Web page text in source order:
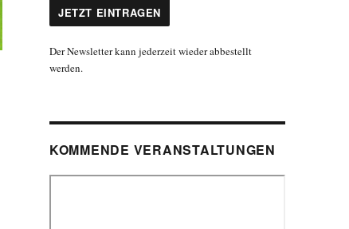
Der Newsletter kann jederzeit wieder abbestellt
werden.
KOMMENDE VERANSTALTUNGEN